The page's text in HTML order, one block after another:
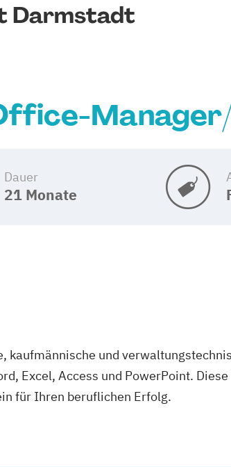
Darmstadt
Dauer
21 Monate
und
Excel, Access und PowerPoint.
für Ihren beruflichen Erfolg.